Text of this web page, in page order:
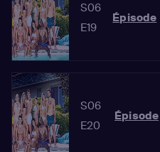
S06
E19
Épisode
S06
E20
Épisode